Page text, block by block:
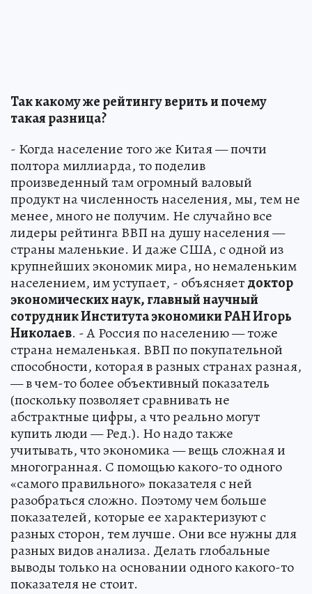
Так какому же рейтингу верить и почему
такая разница?
- Когда население того же Китая — почти
полтора миллиарда, то поделив
произведенный там огромный валовый
продукт на численность населения, мы, тем не
менее, много не получим. Не случайно все
лидеры рейтинга ВВП на душу населения —
страны маленькие. И даже США, с одной из
крупнейших экономик мира, но немаленьким
населением, им уступает, - объясняетдоктор
экономических наук, главный научный
сотрудник Института экономики РАН Игорь
Николаев. - А Россия по населению — тоже
страна немаленькая. ВВП по покупательной
способности, которая в разных странах разная,
— в чем-то более объективный показатель
(поскольку позволяет сравнивать не
абстрактные цифры, а что реально могут
купить люди — Ред.). Но надо также
учитывать, что экономика — вещь сложная и
многогранная. С помощью какого-то одного
«самого правильного» показателя с ней
разобраться сложно. Поэтому чем больше
показателей, которые ее характеризуют с
разных сторон, тем лучше. Они все нужны для
разных видов анализа. Делать глобальные
выводы только на основании одного какого-то
показателя не стоит.